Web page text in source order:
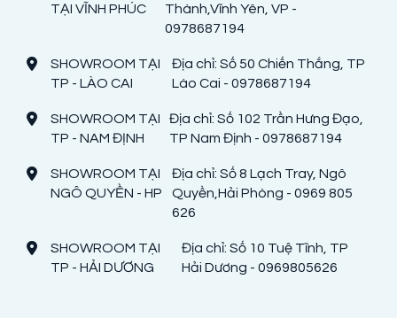
TẠI VĨNH PHÚC
Thành,Vĩnh Yên, VP -
0978687194
SHOWROOM TẠI
TP - LÀO CAI
Địa chỉ: Số 50 Chiến Thắng, TP
Lào Cai - 0978687194
SHOWROOM TẠI
TP - NAM ĐỊNH
Địa chỉ: Số 102 Trần Hưng Đạo,
TP Nam Định - 0978687194
SHOWROOM TẠI
NGÔ QUYỀN - HP
Địa chỉ: Số 8 Lạch Tray, Ngô
Quyền,Hải Phòng - 0969 805
626
SHOWROOM TẠI
TP - HẢI DƯƠNG
Địa chỉ: Số 10 Tuệ Tĩnh, TP
Hải Dương - 0969805626